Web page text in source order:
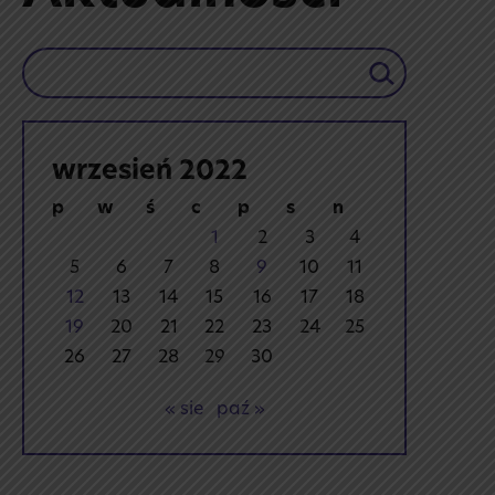
Szukaj
wrzesień 2022
p w ś c p s
n
1
2 3
4
5
6 7 8 9 10
11
12
13 14 15 16 17
18
19
20 21 22 23 24
25
26
27 28 29 30
« sie paź »